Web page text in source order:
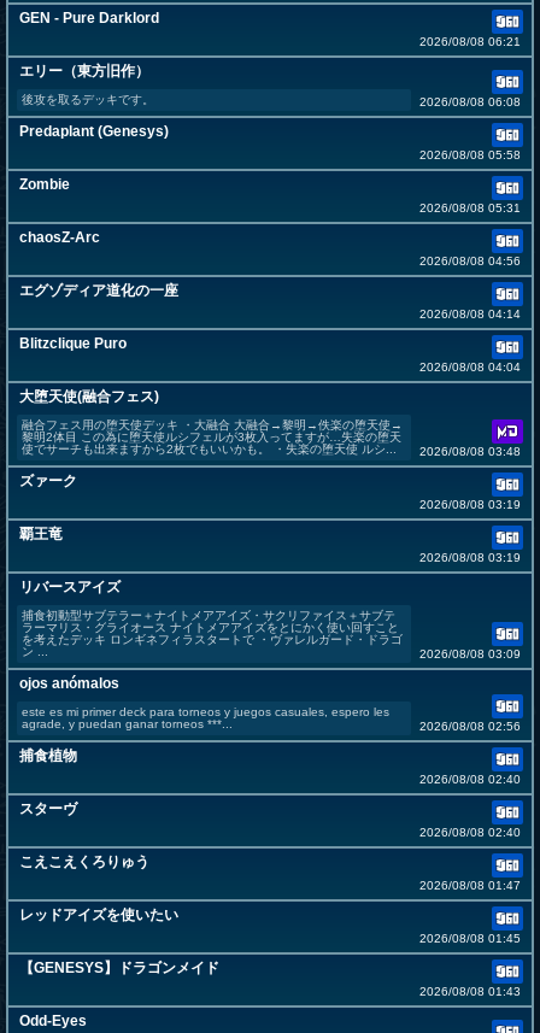
GEN - Pure Darklord
2026/08/08 06:21
エリー（東方旧作）
後攻を取るデッキです。 2026/08/08 06:08
Predaplant (Genesys)
2026/08/08 05:58
Zombie
2026/08/08 05:31
chaosZ-Arc
2026/08/08 04:56
エグゾディア道化の一座
2026/08/08 04:14
Blitzclique Puro
2026/08/08 04:04
大堕天使(融合フェス)
融合フェス用の堕天使デッキ ・大融合 大融合→黎明→佚楽の堕天使→
黎明2体目 この為に堕天使ルシフェルが3枚入ってますが…失楽の堕天
使でサーチも出来ますから2枚でもいいかも。 ・失楽の堕天使 ルシ...
2026/08/08 03:48
ズァーク
2026/08/08 03:19
覇王竜
2026/08/08 03:19
リバースアイズ
捕食初動型サブテラー＋ナイトメアアイズ・サクリファイス＋サブテ
ラーマリス・グライオース ナイトメアアイズをとにかく使い回すこと
を考えたデッキ ロンギネフィラスタートで ・ヴァレルガード・ドラゴ
ン ...
2026/08/08 03:09
ojos anómalos
este es mi primer deck para torneos y juegos casuales, espero les
agrade, y puedan ganar torneos ***...
2026/08/08 02:56
捕食植物
2026/08/08 02:40
スターヴ
2026/08/08 02:40
こえこえくろりゅう
2026/08/08 01:47
レッドアイズを使いたい
2026/08/08 01:45
【GENESYS】ドラゴンメイド
2026/08/08 01:43
Odd-Eyes